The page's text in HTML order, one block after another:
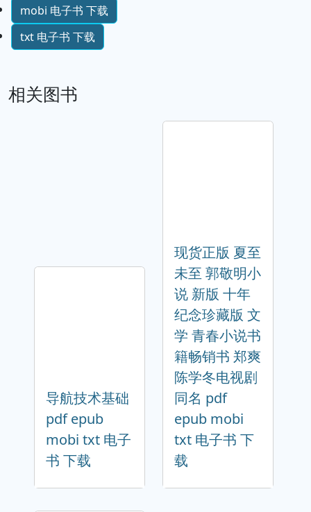
mobi 电子书 下载
txt 电子书 下载
相关图书
导航技术基础
pdf epub
mobi txt 电子
书 下载
现货正版 夏至
未至 郭敬明小
说 新版 十年
纪念珍藏版 文
学 青春小说书
籍畅销书 郑爽
陈学冬电视剧
同名 pdf
epub mobi
txt 电子书 下
载